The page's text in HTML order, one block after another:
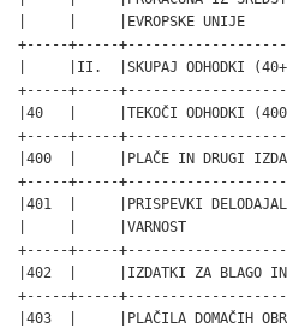
|     |     |EVROPSKE
+-----+-----
|     |II.  |SKUPAJ ODHODKI
+-----+-----
|40   |     |TEKOČI ODHODKI
+-----+-----
|400  |     |PLAČE IN DRUGI
+-----+-----
|401  |     |PRISPEVKI
|     |     |VARNOST
+-----+-----
|402  |     |IZDATKI ZA
+-----+-----
|403  |     |PLAČILA